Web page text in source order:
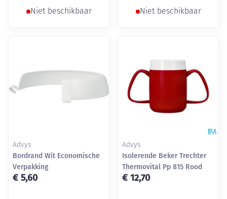
Niet beschikbaar Niet beschikbaar
Advys
Bordrand Wit Economische
Verpakking
€ 5,60
Advys
Isolerende Beker Trechter
Thermovital Pp 815 Rood
€ 12,70